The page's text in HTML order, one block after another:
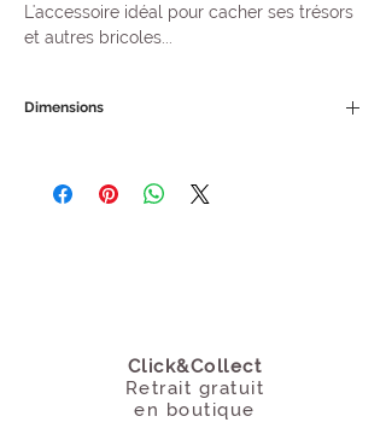
L'accessoire idéal pour cacher ses trésors
et autres bricoles...
Dimensions
Grand modèle : 29 x 19,7 x 9,5 cm
Click&Collect
Retrait gratuit
en boutique